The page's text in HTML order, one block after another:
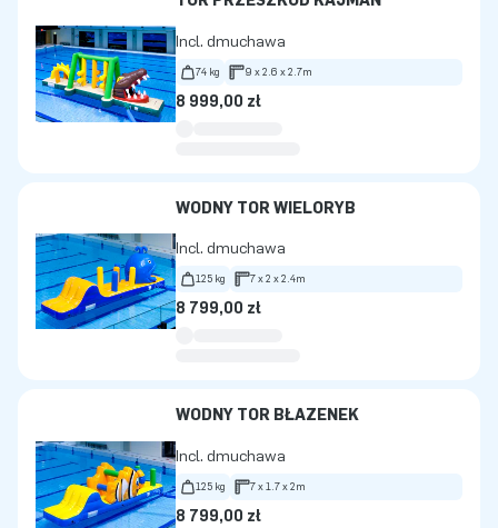
Incl. dmuchawa
74 kg 9 x 2.6 x 2.7m
8 999,00 zł
WODNY TOR WIELORYB
Incl. dmuchawa
125 kg 7 x 2 x 2.4m
8 799,00 zł
WODNY TOR BŁAZENEK
Incl. dmuchawa
125 kg 7 x 1.7 x 2m
8 799,00 zł